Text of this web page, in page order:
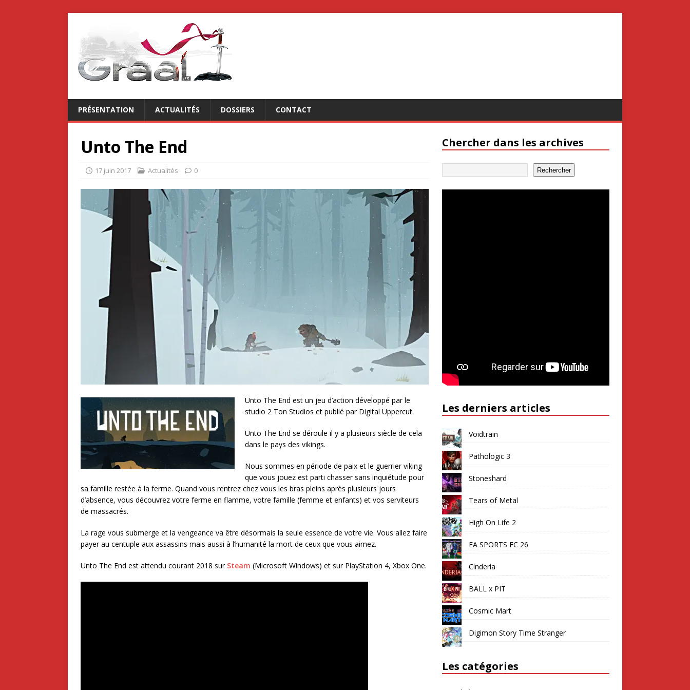
PRÉSENTATION ACTUALITÉS DOSSIERS CONTACT
Unto The End
17 juin 2017 Actualités 0
Unto The End est un jeu d’action développé par le
studio 2 Ton Studios et publié par Digital Uppercut.
Unto The End se déroule il y a plusieurs siècle de cela
dans le pays des vikings.
Nous sommes en période de paix et le guerrier viking
que vous jouez est parti chasser sans inquiétude pour
sa famille restée à la ferme. Quand vous rentrez chez vous les bras pleins après plusieurs jours
d’absence, vous découvrez votre ferme en flamme, votre famille (femme et enfants) et vos serviteurs
de massacrés.
La rage vous submerge et la vengeance va être désormais la seule essence de votre vie. Vous allez faire
payer au centuple aux assassins mais aussi à l’humanité la mort de ceux que vous aimez.
Unto The End est attendu courant 2018 sur Steam (Microsoft Windows) et sur PlayStation 4, Xbox One.
Chercher dans les archives
Rechercher
Les derniers articles
Voidtrain
Pathologic 3
Stoneshard
Tears of Metal
High On Life 2
EA SPORTS FC 26
Cinderia
BALL x PIT
Cosmic Mart
Digimon Story Time Stranger
Les catégories